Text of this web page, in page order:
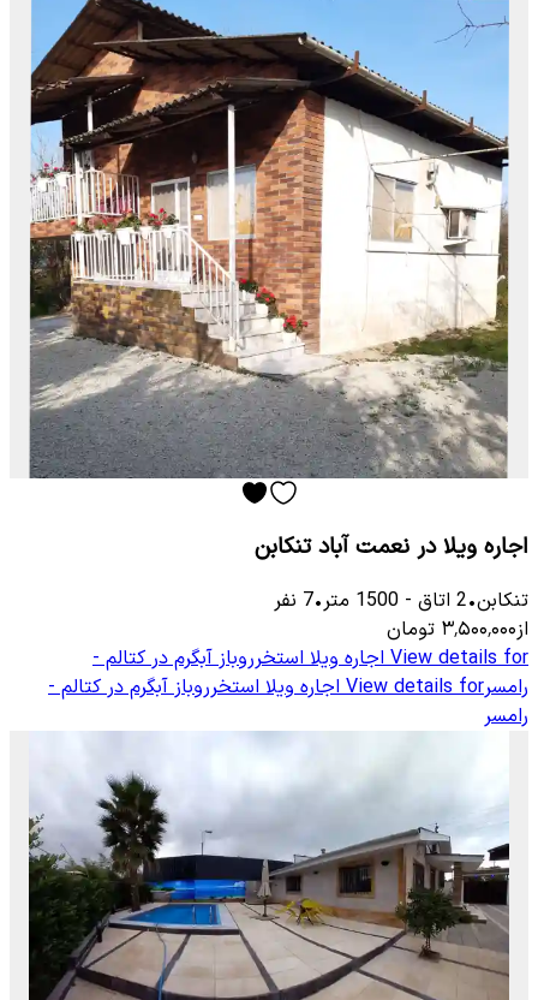
اجاره ویلا در نعمت آباد تنکابن
تنکابن•
2 اتاق -
1500 متر•
7 نفر
از۳٬۵۰۰٬۰۰۰ تومان
View details for اجاره ویلا استخرروباز آبگرم در کتالم -
رامسرView details for اجاره ویلا استخرروباز آبگرم در کتالم -
رامسر